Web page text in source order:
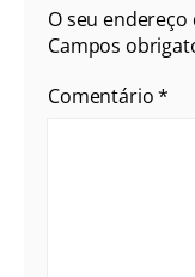
O seu
Campos
Comentário*